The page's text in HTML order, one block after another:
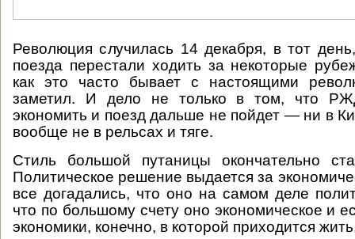
Революция случилась 14 декабря, в тот
поезда перестали ходить за некоторые
как это часто бывает с настоящими
заметил. И дело не только в том, что
экономить и поезд дальше не пойдет — ни в
вообще не в рельсах и тяге.
Стиль большой путаницы окончательно
Политическое решение выдается за
все догадались, что оно на самом деле
что по большому счету оно экономическое и
экономики, конечно, в которой приходится